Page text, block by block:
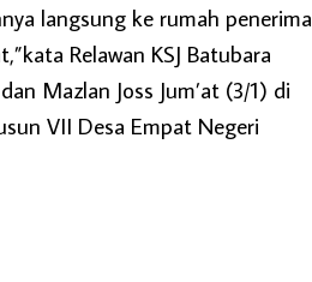
langsung ke rumah penerima
Relawan KSJ Batubara
Mazlan Joss Jum’at (3/1) di
VII Desa Empat Negeri